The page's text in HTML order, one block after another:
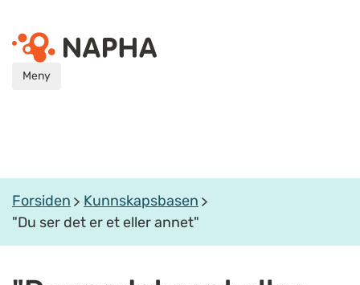
Meny
Forsiden
Kunnskapsbasen
"Du ser det er et eller annet"